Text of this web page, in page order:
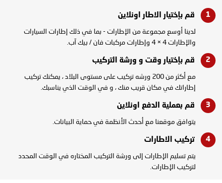
قم بإختيار الاطار اونلاين
لدينا أوسع مجموعة من الإطارات - بما في ذلك إطارات السيارات
والإطارات 4 × 4 وإطارات مركبات فان / بيك آب.
قم بإختيار وقت و ورشة التركيب
مع أكثر من 200 ورشه تركيب على مستوى البلاد ، يمكنك تركيب
إطاراتك في مكان قريب منك ، و في الوقت الذي يناسبك.
قم بعملية الدفع اونلاين
يتوافق موقعنا مع أحدث الأنظمة في حماية البيانات.
تركيب الاطارات
يتم تسليم الإطارات إلى ورشة التركيب المختاره في الوقت المحدد
لتركيب الإطارات.